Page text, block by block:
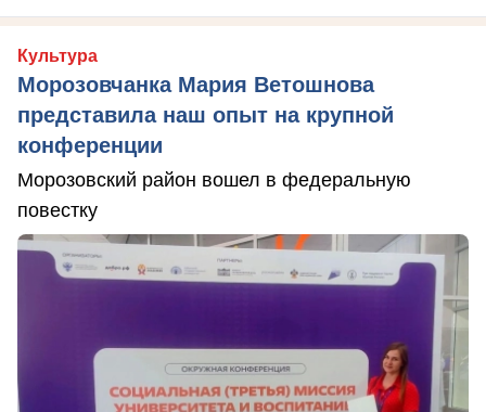
Культура
Морозовчанка Мария Ветошнова
представила наш опыт на крупной
конференции
Морозовский район вошел в федеральную
повестку